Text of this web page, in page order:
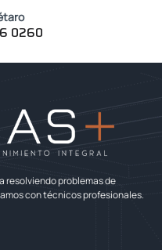
0260
resolviendo problemas de
con técnicos profesionales.